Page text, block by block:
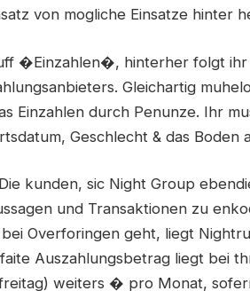
von mogliche Einsatze hinter
�Einzahlen�, hinterher folgt
Gleichartig
Einzahlen durch Penunze. Ihr
Geschlecht & das Boden
kunden, sic Night Group
und Transaktionen zu
Overforingen geht, liegt
Auszahlungsbetrag liegt bei
weiters � pro Monat,